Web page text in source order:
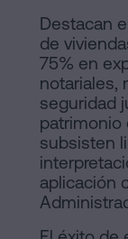
Destacan
de
75% en
notariales,
seguridad
patrimonio
subsisten
aplicación